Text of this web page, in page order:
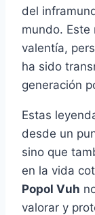
del
mundo.
valentía,
ha sido
generación
Estas
desde un
sino que
en la vida
Popol Vuh
valorar y